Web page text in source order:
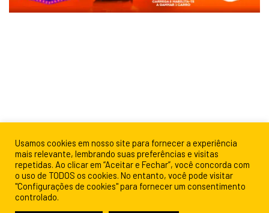
Usamos cookies em nosso site para fornecer a experiência
mais relevante, lembrando suas preferências e visitas
repetidas. Ao clicar em “Aceitar e Fechar”, você concorda com
o uso de TODOS os cookies. No entanto, você pode visitar
"Configurações de cookies" para fornecer um consentimento
controlado.